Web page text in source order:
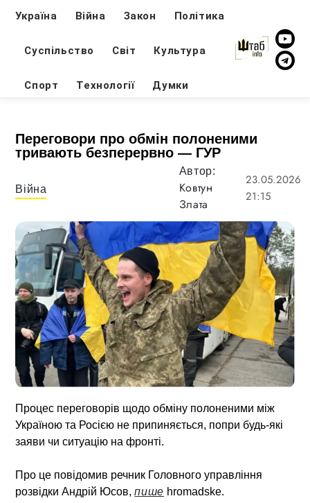
Україна Війна Закон Політика
Суспільство Світ Культура
Спорт Технології Думки
Переговори про обмін полоненими
тривають безперервно — ГУР
Війна
Автор:
Ковтун
Злата
23.05.2026
21:15
Процес переговорів щодо обміну полоненими між
Україною та Росією не припиняється, попри будь-які
заяви чи ситуацію на фронті.
Про це повідомив речник Головного управління
розвідки Андрій Юсов,пише hromadske.